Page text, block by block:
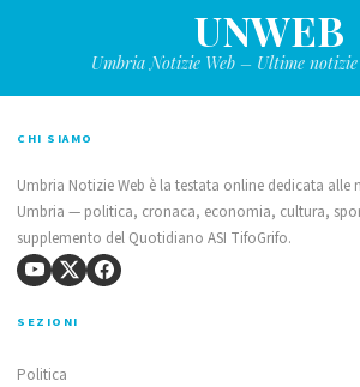
UNWEB
Umbria Notizie Web – Ultime
CHI SIAMO
Umbria Notizie Web è la testata online dedicata alle
Umbria — politica, cronaca, economia, cultura,
supplemento del Quotidiano ASI TifoGrifo.
SEZIONI
Politica